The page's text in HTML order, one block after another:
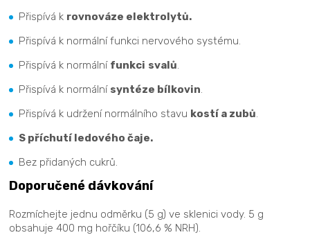
Přispívá k rovnováze elektrolytů.
Přispívá k normální funkci nervového systému.
Přispívá k normální funkci svalů
Přispívá k normální syntéze bílkovin
Přispívá k udržení normálního stavu kostí a zubů
S příchutí ledového čaje.
Bez přidaných cukrů.
Doporučené dávkování
Rozmíchejte jednu odměrku (5 g) ve sklenici vody. 5 g
obsahuje 400 mg hořčíku (106,6 % NRH).